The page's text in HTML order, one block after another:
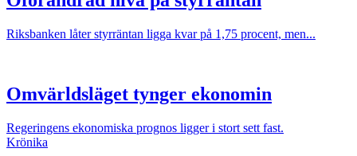
Riksbanken låter styrräntan ligga kvar på 1,75 procent, men...
Omvärldsläget tynger ekonomin
Regeringens ekonomiska prognos ligger i stort sett fast.
Krönika